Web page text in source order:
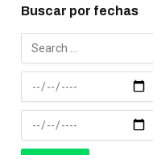
Buscar por fechas